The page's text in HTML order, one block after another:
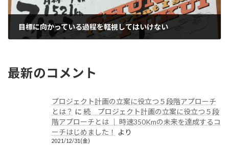
目標に向かっている過程を軽視してはいけない
最新のコメント
プロジェクト計画の立案に役立つ５段階アプローチ
とは？ に 続 プロジェクト計画の立案に役立つ５段
階アプローチとは │ 時速350Kmの未来を達成するコ
ーチはじめました！
より
2021/12/31(金)